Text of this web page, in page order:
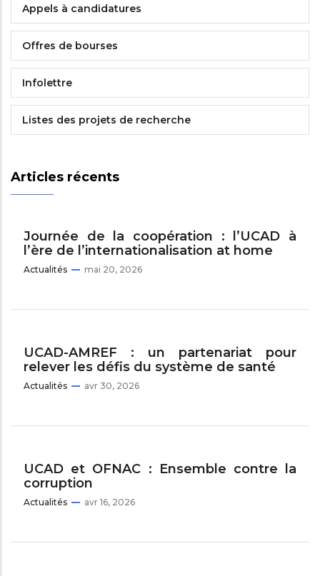
Appels à candidatures
Offres de bourses
Infolettre
Listes des projets de recherche
Articles récents
Journée de la coopération : l’UCAD à
l’ère de l’internationalisation at home
Actualités mai 20, 2026
UCAD-AMREF : un partenariat pour
relever les défis du système de santé
Actualités avr 30, 2026
UCAD et OFNAC : Ensemble contre la
corruption
Actualités avr 16, 2026